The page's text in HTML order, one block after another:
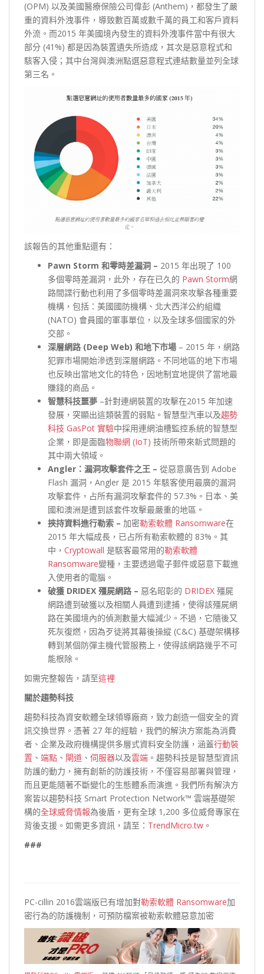
(OPM) 以及美國醫療保險公司偉彭 (Anthem)，都發生了嚴
重的資料外洩事件，導致數百萬或數千萬的員工和客戶資料
外流。而2015 年美國境內發生的資料外洩事件當中有很大
部分 (41%) 都是因為裝置遺失所造成，其次是惡意程式和
駭客入侵；其中台灣與澳洲點選惡意程式連結數量並列全球
第三名。
該報告的其他重點還有：
Pawn Storm 和零時差漏洞 – 2015 年出現了 100
多個零時差漏洞，此外，存在已久的 Pawn Storm網
路間諜行動也利用了多個零時差漏洞來攻擊各種重要
機構，包括：美國國防機構、北大西洋公約組織
(NATO) 會員國的軍事單位，以及全球多個國家的外
交部。
深層網路 (Deep Web) 和地下市場 – 2015 年，網路
犯罪市場開始滲透到深層網路。不同地區的地下市場
也反映出當地文化的特色，因地制宜地提供了當地最
賺錢的商品。
智慧科技噩夢 –針對連網裝置的攻擊在2015 年加速
發展，突顯出這類裝置的弱點。智慧型汽車以及趨勢
科技 GasPot 實驗中採用連網油槽監控系統的智慧型
企業，即是面臨物聯網 (IoT) 技術所帶來新式問題的
其中兩大領域。
Angler：漏洞攻擊套件之王 – 從惡意廣告到 Adobe
Flash 漏洞，Angler 是 2015 年駭客使用最廣的漏洞
攻擊套件，占所有漏洞攻擊套件的 57.3%。日本、美
國和澳洲是遭到該套件攻擊最嚴重的地區。
挾持資料進行勒索 – 加密勒索軟體 Ransomware在
2015 年大幅成長，已占所有勒索軟體的 83%。其
中， Cryptowall 是駭客最常用的勒索軟體
Ransomware變種，主要透過電子郵件或惡意下載進
入使用者的電腦。
破獲 DRIDEX 殭屍網路 – 惡名昭彰的 DRIDEX 殭屍
網路遭到破獲以及相關人員遭到逮捕，使得該殭屍網
路在美國境內的偵測數量大幅減少。不過，它隨後又
死灰復燃，因為歹徒將其幕後操縱 (C&C) 基礎架構移
轉到某個防彈主機代管服務上，使得該網路幾乎不可
能根除。
如需完整報告，請至這裡
關於趨勢科技
趨勢科技為資安軟體全球領導廠商，致力創造一個安全的資
訊交換世界。憑著 27 年的經驗，我們的解決方案能為消費
者、企業及政府機構提供多層式資料安全防護，涵蓋行動裝
置 、 端點 、 閘道 、 伺服器以及雲端 。趨勢科技是智慧型資訊
防護的動力，擁有創新的防護技術，不僅容易部署與管理，
而且更能隨著不斷變化的生態體系而演進。我們所有解決方
案皆以趨勢科技 Smart Protection Network™ 雲端基礎架
構的全球威脅情報為後盾，更有全球 1,200 多位威脅專家在
背後支援。如需更多資訊，請至： TrendMicro.tw 。
###
PC-cillin 2016雲端版已有增加對勒索軟體 Ransomware加
密行為的防護機制，可預防檔案被勒索軟體惡意加密